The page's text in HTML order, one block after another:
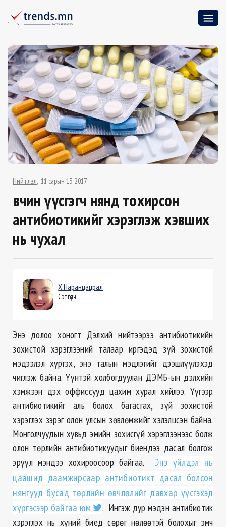
Нийтлэл 11 сарын 13, 2017
Өвчин үүсгэгч нянд тохирсон
антибиотикийг хэрэглэж хэвших
нь чухал
Х.Наранцацрал
Сэтгүүлч
Энэ долоо хоногт Дэлхий нийтээрээ антибиотикийн
зохистой хэрэглээний талаар иргэдэд зүй зохистой
мэдээлэл хүргэх, энэ талын мэдлэгийг дээшлүүлэхэд
чиглэж байна. Үүнтэй холбогдуулан ДЭМБ-ын дэлхийн
хэмжээн дэх оффиссууд цахим хурал хийлээ. Үүгээр
антибиотикийг аль болох багасгах, зүй зохистой
хэрэглэх зэрэг олон улсын зөвлөмжийг хэлэлцсэн байна.
Монголчуудын хувьд эмийн зохисгүй хэрэглээнээс болж
олон төрлийн антибиотикуудыг биендээ дасал болгож
эрүүл мэндээ хохироосоор байгаа. Энэ үйлдэл нь
цаашид даамжирсаар антибиотикт дасал болсон
нянгууд бусад төрлийн өвчлөлийг давхар үүсгэхэд
хүргэсээр байгаа юм
. Ингэж дур мэдэн антибиотик
хэрэглэх нь хүний биед сөрөг нөлөөтэй болохыг эмч